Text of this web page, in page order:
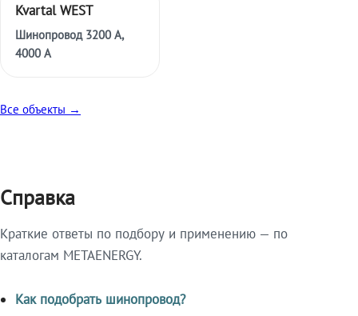
Kvartal WEST
Шинопровод 3200 А,
4000 А
Все объекты →
Справка
Краткие ответы по подбору и применению — по
каталогам METAENERGY.
Как подобрать шинопровод?